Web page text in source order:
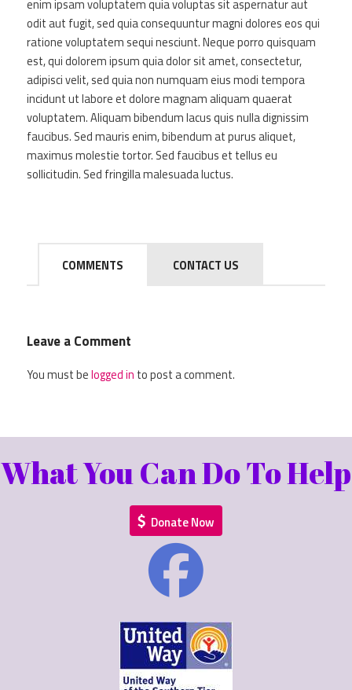
enim ipsam voluptatem quia voluptas sit aspernatur aut
odit aut fugit, sed quia consequuntur magni dolores eos qui
ratione voluptatem sequi nesciunt. Neque porro quisquam
est, qui dolorem ipsum quia dolor sit amet, consectetur,
adipisci velit, sed quia non numquam eius modi tempora
incidunt ut labore et dolore magnam aliquam quaerat
voluptatem. Aliquam bibendum lacus quis nulla dignissim
faucibus. Sed mauris enim, bibendum at purus aliquet,
maximus molestie tortor. Sed faucibus et tellus eu
sollicitudin. Sed fringilla malesuada luctus.
COMMENTS CONTACT US
Leave a Comment
You must belogged in to post a comment.
What You Can Do To Help
Donate Now